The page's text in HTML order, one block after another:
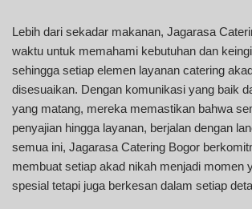
Lebih dari sekadar makanan, Jagarasa
waktu untuk memahami kebutuhan dan
sehingga setiap elemen layanan catering
disesuaikan. Dengan komunikasi yang baik
yang matang, mereka memastikan bahwa
penyajian hingga layanan, berjalan dengan
semua ini, Jagarasa Catering Bogor
membuat setiap akad nikah menjadi momen
spesial tetapi juga berkesan dalam setiap